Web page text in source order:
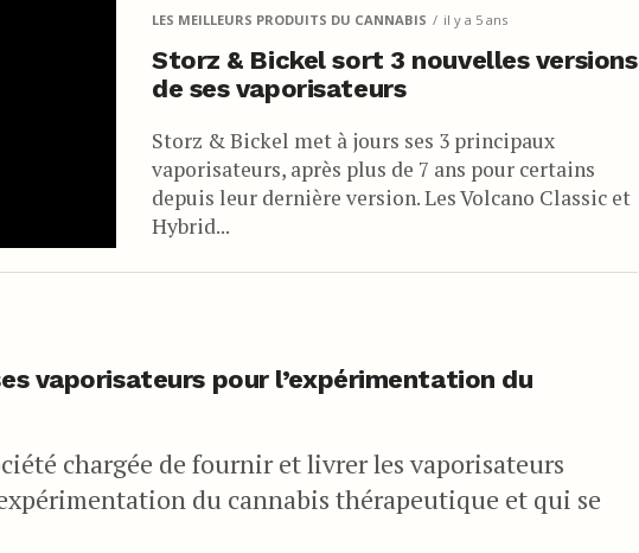
LES MEILLEURS PRODUITS DU CANNABIS il y a 5 ans
Storz & Bickel sort 3 nouvelles versions
de ses vaporisateurs
Storz & Bickel met à jours ses 3 principaux
vaporisateurs, après plus de 7 ans pour certains
depuis leur dernière version. Les Volcano Classic et
Hybrid...
vaporisateurs pour l’expérimentation du
chargée de fournir et livrer les vaporisateurs
du cannabis thérapeutique et qui se